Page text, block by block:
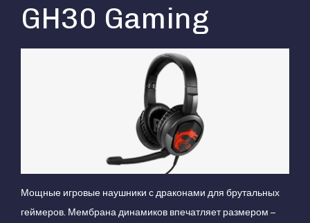
GH30 Gaming
Мощные игровые наушники с драконами для брутальных
геймеров. Мембрана динамиков впечатляет размером –